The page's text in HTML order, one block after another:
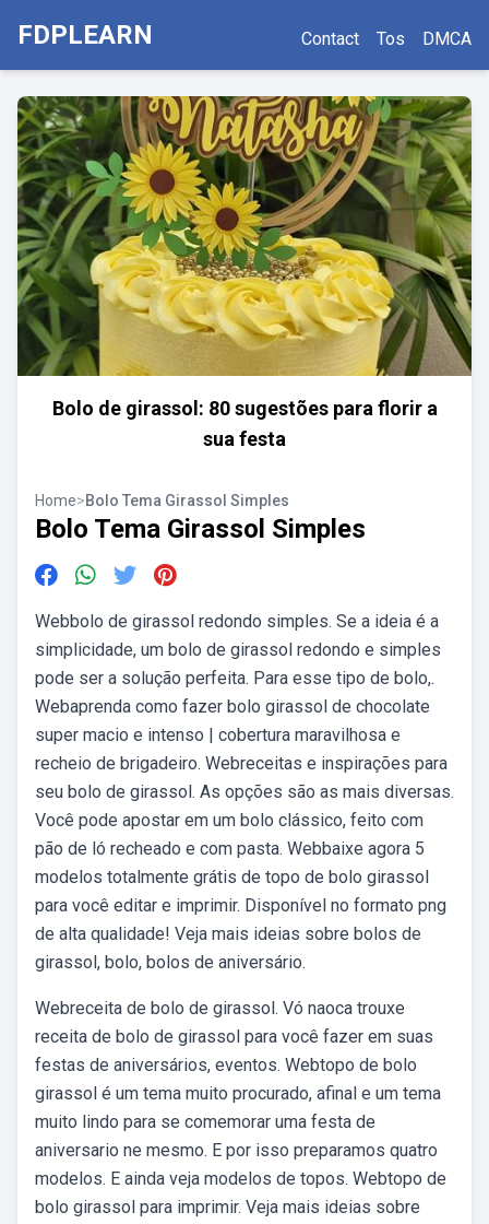
FDPLEARN Contact Tos DMCA
Bolo de girassol: 80 sugestões para florir a
sua festa
Home>Bolo Tema Girassol Simples
Bolo Tema Girassol Simples
Webbolo de girassol redondo simples. Se a ideia é a
simplicidade, um bolo de girassol redondo e simples
pode ser a solução perfeita. Para esse tipo de bolo,.
Webaprenda como fazer bolo girassol de chocolate
super macio e intenso | cobertura maravilhosa e
recheio de brigadeiro. Webreceitas e inspirações para
seu bolo de girassol. As opções são as mais diversas.
Você pode apostar em um bolo clássico, feito com
pão de ló recheado e com pasta. Webbaixe agora 5
modelos totalmente grátis de topo de bolo girassol
para você editar e imprimir. Disponível no formato png
de alta qualidade! Veja mais ideias sobre bolos de
girassol, bolo, bolos de aniversário.
Webreceita de bolo de girassol. Vó naoca trouxe
receita de bolo de girassol para você fazer em suas
festas de aniversários, eventos. Webtopo de bolo
girassol é um tema muito procurado, afinal e um tema
muito lindo para se comemorar uma festa de
aniversario ne mesmo. E por isso preparamos quatro
modelos. E ainda veja modelos de topos. Webtopo de
bolo girassol para imprimir. Veja mais ideias sobre